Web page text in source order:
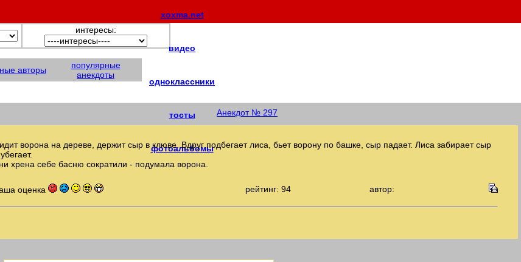
xoxma.net
видео
одноклассники
тосты
фотоальбомы
интересы:
авторы
популярные
анекдоты
Анекдот № 297
ворона на дереве, держит сыр в клюве. Вдруг подбегает лиса, бьет ворону по башке, сыр падает. Лиса забирает сыр
хрена себе басню сократили - подумала ворона.
оценка рейтинг: 94 автор: